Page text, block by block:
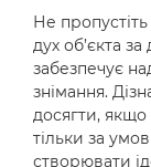
Не
дух об’єкта
забезпечує
знімання.
досягти, якщо
тільки за
створювати